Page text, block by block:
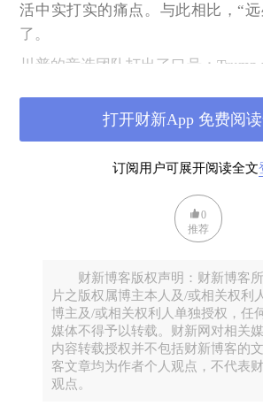
活中实打实的痛点。与此相比，“
了。
川普的竞选团队打出了口号：
早在2016年川普首次赢得大选时，
总结过：川普的选民主要是“愤怒
么，他们在愤怒什么？
我在美国所有的生活经历都在加州
美国社会时，他们都向我强调：这
其硅谷，这更是一个大bubble：
GDP、人均受教育程度都是全美第
家园。仓禀实而知礼节，这里才会大
但与加州、纽约这些富裕蓝区相比
的《乡下人的悲歌》则刺穿了美国
生活在生存线以上，上升通道逼仄
订阅用户可展开阅读全文
打开财新App 免费阅
0
推荐
财新博客版权声明：财新博客所
片之版权属博主本人及/或相关权利
博主及/或相关权利人单独授权，任
媒体不得予以转载。财新网对相关
内容转载授权并不包括财新博客的
客文章均为作者个人观点，不代表
观点。